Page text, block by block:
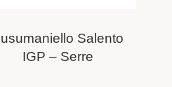
Salento
IGP – Serre